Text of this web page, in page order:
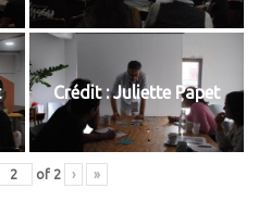
Crédit : Juliette Papet
of 2 › »